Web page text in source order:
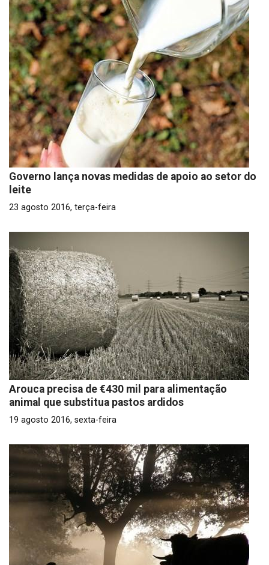
Governo lança novas medidas de apoio ao setor do
leite
23 agosto 2016, terça-feira
Arouca precisa de €430 mil para alimentação
animal que substitua pastos ardidos
19 agosto 2016, sexta-feira